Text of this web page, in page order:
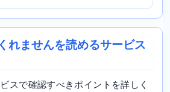
れませんを読めるサービス
スで確認すべきポイントを詳しく